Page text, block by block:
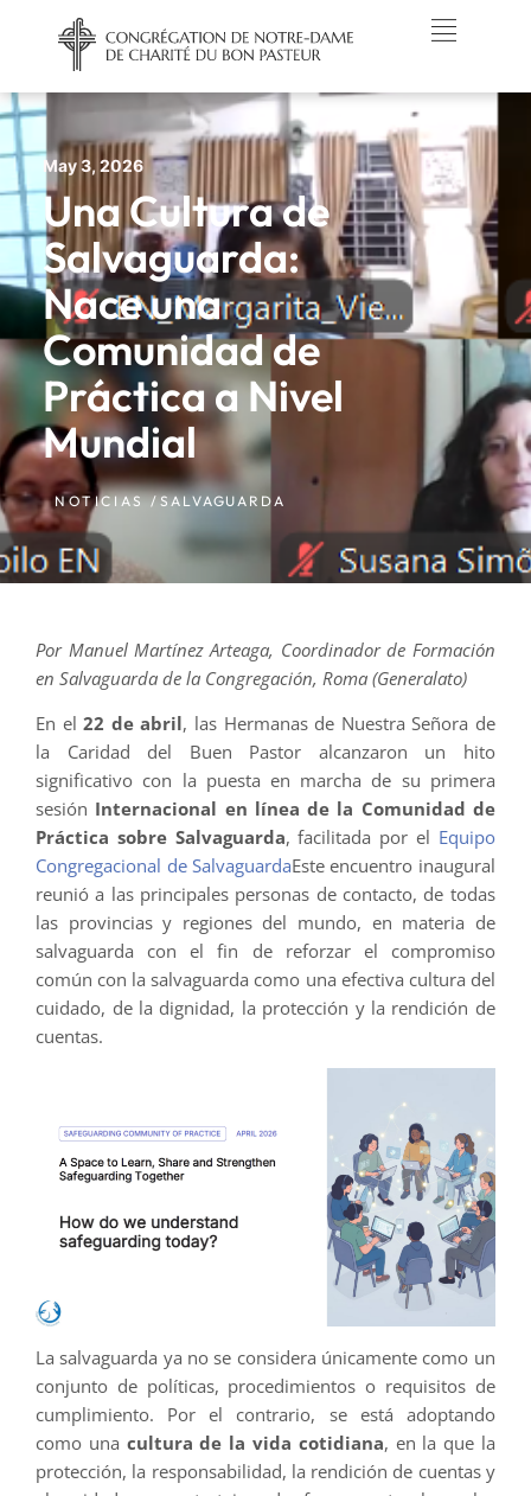
May 3, 2026
Una Cultura de
Salvaguarda:
Nace una
Comunidad de
Práctica a Nivel
Mundial
NOTICIAS /SALVAGUARDA
Por Manuel Martínez Arteaga, Coordinador de Formación
en Salvaguarda de la Congregación, Roma (Generalato)
En el22 de abril, las Hermanas de Nuestra Señora de
la Caridad del Buen Pastor alcanzaron un hito
significativo con la puesta en marcha de su primera
sesión Internacional en línea de la Comunidad de
Práctica sobre Salvaguarda, facilitada por el Equipo
Congregacional de SalvaguardaEste encuentro inaugural
reunió a las principales personas de contacto, de todas
las provincias y regiones del mundo, en materia de
salvaguarda con el fin de reforzar el compromiso
común con la salvaguarda como una efectiva cultura del
cuidado, de la dignidad, la protección y la rendición de
cuentas.
La salvaguarda ya no se considera únicamente como un
conjunto de políticas, procedimientos o requisitos de
cumplimiento. Por el contrario, se está adoptando
como una cultura de la vida cotidiana, en la que la
protección, la responsabilidad, la rendición de cuentas y